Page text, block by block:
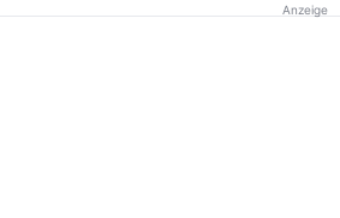
Anzeige